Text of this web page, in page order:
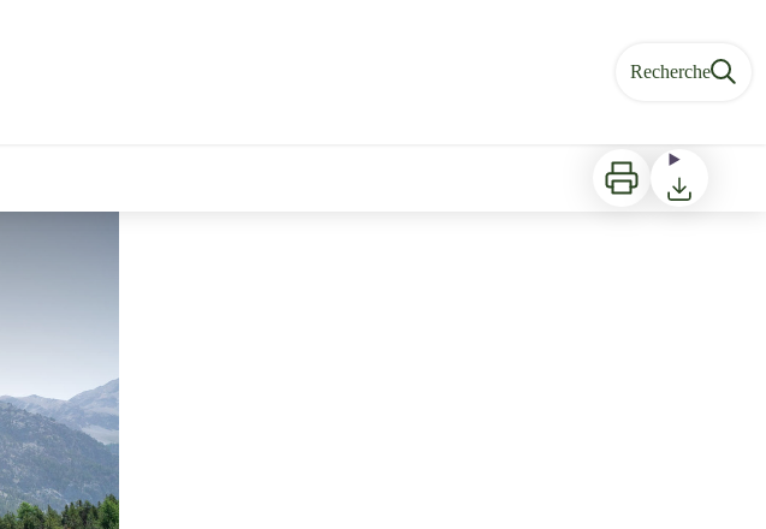
Recherche
Imprimer Télécharger